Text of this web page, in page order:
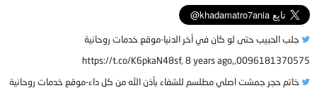
جلب الحبيب حتى لو كان في أخر الدنيا-موقع خدمات روحانية
0096181370575,,https://t.co/K6pkaN48sf,
8 years ago
خاتم حجر جمشت اصلي مطلسم للشفاء بأذن الله من كل داء-موقع خدمات روحانية